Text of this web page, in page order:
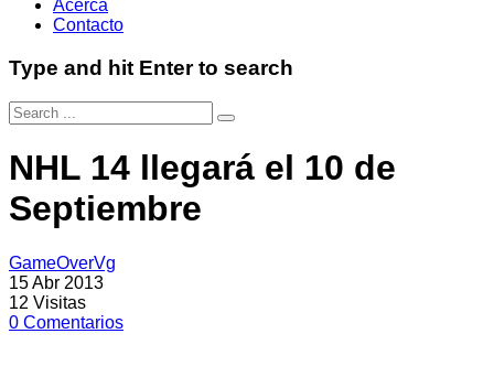
Acerca
Contacto
Type and hit Enter to search
NHL 14 llegará el 10 de
Septiembre
GameOverVg
15 Abr 2013
12 Visitas
0 Comentarios